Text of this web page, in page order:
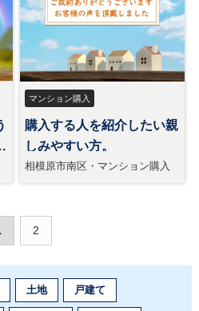
マンション購入
購入する人を紹介したい親
しみやすい方。
相模原市南区・マンション購入
2
土地 戸建て